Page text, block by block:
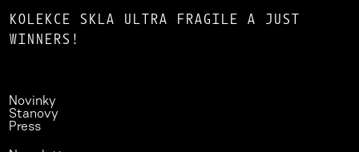
KOLEKCE SKLA ULTRA FRAGILE A JUST
WINNERS!
Novinky
Stanovy
Press